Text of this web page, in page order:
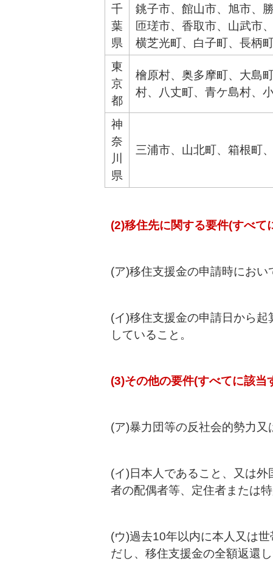
千
葉
県
銚子市、館山市、旭市、
匝瑳市、香取市、山武市
横芝光町、白子町、長柄
東
京
都
檜原村、奥多摩町、大島
村、八丈町、青ケ島村、
神
奈
川
県
三浦市、山北町、箱根町
(2)移住先に関する要件(すべて
(ア)移住支援金の申請時におい
(イ)移住支援金の申請日から
していること。
(3)その他の要件(すべてに該当
(ア)暴力団等の反社会的勢力又
(イ)日本人であること、又は
者の配偶者等、定住者または
(ウ)過去10年以内に本人又は
だし、移住支援金の全額返還